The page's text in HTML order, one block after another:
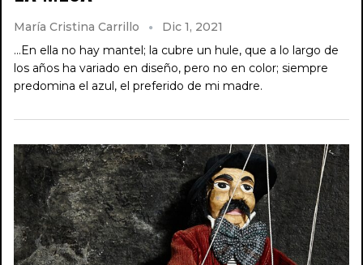
María Cristina Carrillo
Dic 1, 2021
...En ella no hay mantel; la cubre un hule, que a lo largo de
los años ha variado en diseño, pero no en color; siempre
predomina el azul, el preferido de mi madre.